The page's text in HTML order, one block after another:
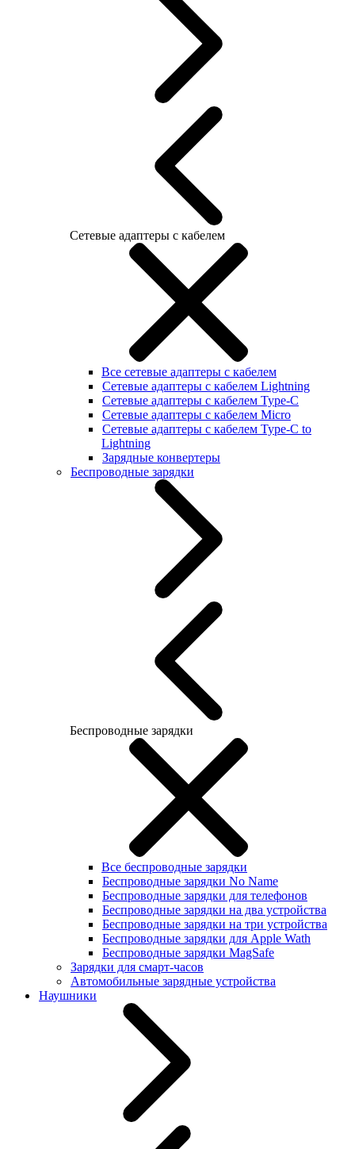
Сетевые адаптеры с кабелем
Все сетевые адаптеры с кабелем
Сетевые адаптеры с кабелем Lightning
Сетевые адаптеры с кабелем Type-C
Сетевые адаптеры с кабелем Micro
Сетевые адаптеры с кабелем Type-C to
Lightning
Зарядные конвертеры
Беспроводные зарядки
Беспроводные зарядки
Все беспроводные зарядки
Беспроводные зарядки No Name
Беспроводные зарядки для телефонов
Беспроводные зарядки на два устройства
Беспроводные зарядки на три устройства
Беспроводные зарядки для Apple Wath
Беспроводные зарядки MagSafe
Зарядки для смарт-часов
Автомобильные зарядные устройства
Наушники